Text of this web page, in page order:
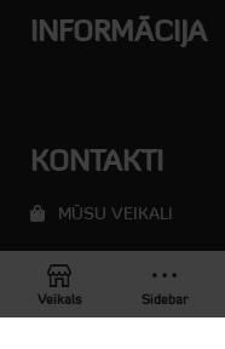
INFORMĀCIJA
KONTAKTI
MŪSU VEIKALI
+371 25118288, no
Veikals Sidebar